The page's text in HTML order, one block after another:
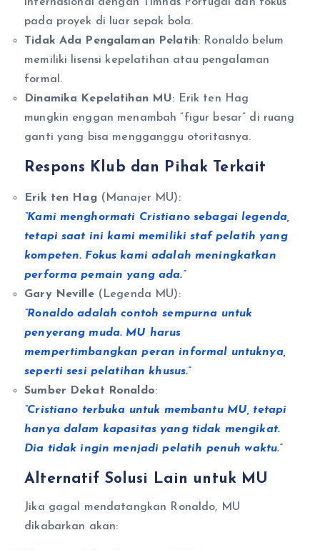
internasional dengan Timnas Portugal dan fokus
pada proyek di luar sepak bola.
Tidak Ada Pengalaman Pelatih: Ronaldo belum
memiliki lisensi kepelatihan atau pengalaman
formal.
Dinamika Kepelatihan MU: Erik ten Hag
mungkin enggan menambah “figur besar” di ruang
ganti yang bisa mengganggu otoritasnya.
Respons Klub dan Pihak Terkait
Erik ten Hag(Manajer MU):
“Kami menghormati Cristiano sebagai legenda,
tetapi saat ini kami memiliki staf pelatih yang
kompeten. Fokus kami adalah meningkatkan
performa pemain yang ada.”
Gary Neville(Legenda MU):
“Ronaldo adalah contoh sempurna untuk
penyerang muda. MU harus
mempertimbangkan peran informal untuknya,
seperti sesi pelatihan khusus.”
Sumber Dekat Ronaldo:
“Cristiano terbuka untuk membantu MU, tetapi
hanya dalam kapasitas yang tidak mengikat.
Dia tidak ingin menjadi pelatih penuh waktu.”
Alternatif Solusi Lain untuk MU
Jika gagal mendatangkan Ronaldo, MU
dikabarkan akan: